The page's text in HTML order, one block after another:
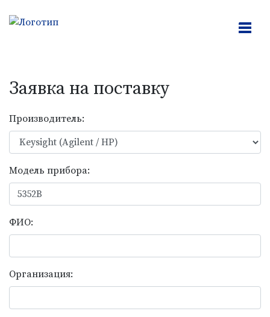
Заявка на поcтавку
Производитель:
Модель прибора:
ФИО:
Организация: